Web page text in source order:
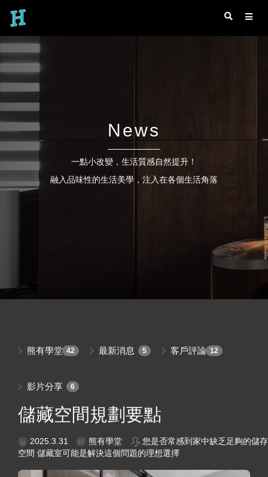
News
一點小改變，生活質感自然提升！
融入品味性的生活美學，注入在各個生活角落
熊有學堂 42 最新消息 5 客戶評論 12
影片分享 6
儲藏空間規劃要點
2025.3.31 熊有學堂
您是否常感到家中缺乏足夠的儲存
空間 儲藏室可能是解決這個問題的理想選擇